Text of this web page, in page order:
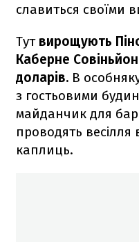
славиться своїми
Тут вирощують
Каберне Совіньйон
доларів. В
з гостьовими
майданчик для
проводять весілля
каплиць.